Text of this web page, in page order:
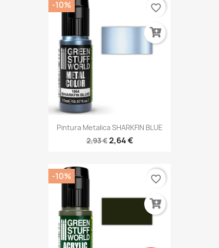
Pintura Metalica SHARKFIN BLUE
2,93 €2,64 €
-10% favorite_border
-10% favorite_border